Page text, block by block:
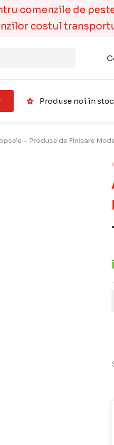
comenzile de
costul
Produse noi în stoc
– Produse de Finisare